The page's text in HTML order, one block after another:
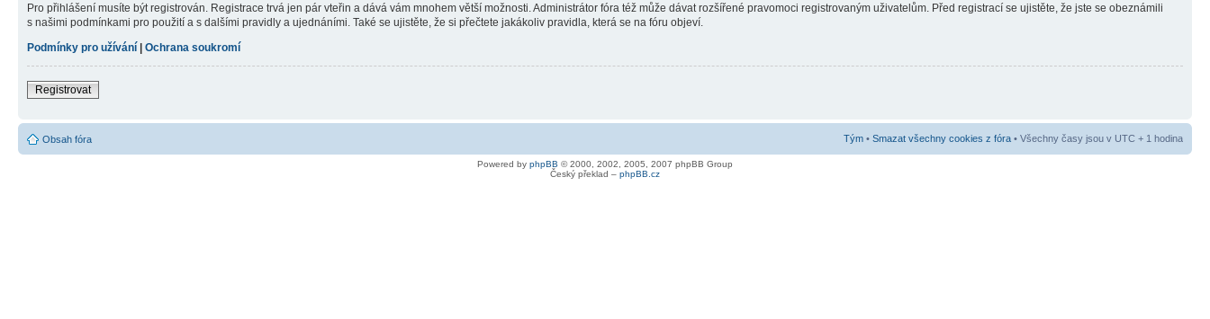
Pro přihlášení musíte být registrován. Registrace trvá jen pár vteřin a dává vám mnohem větší možnosti. Administrátor fóra též může dávat rozšířené pravomoci registrovaným uživatelům. Před registrací se ujistěte, že jste se obeznámili
s našimi podmínkami pro použití a s dalšími pravidly a ujednáními. Také se ujistěte, že si přečtete jakákoliv pravidla, která se na fóru objeví.
Podmínky pro užívání | Ochrana soukromí
Registrovat
Obsah fóra Tým • Smazat všechny cookies z fóra • Všechny časy jsou v UTC + 1 hodina
Powered by phpBB © 2000, 2002, 2005, 2007 phpBB Group
Český překlad – phpBB.cz